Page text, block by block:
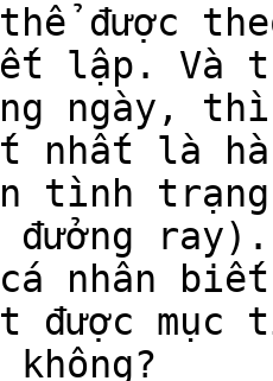
thể được
lập. Và
ngày,
nhất là
tình
ray).
nhân
được mục